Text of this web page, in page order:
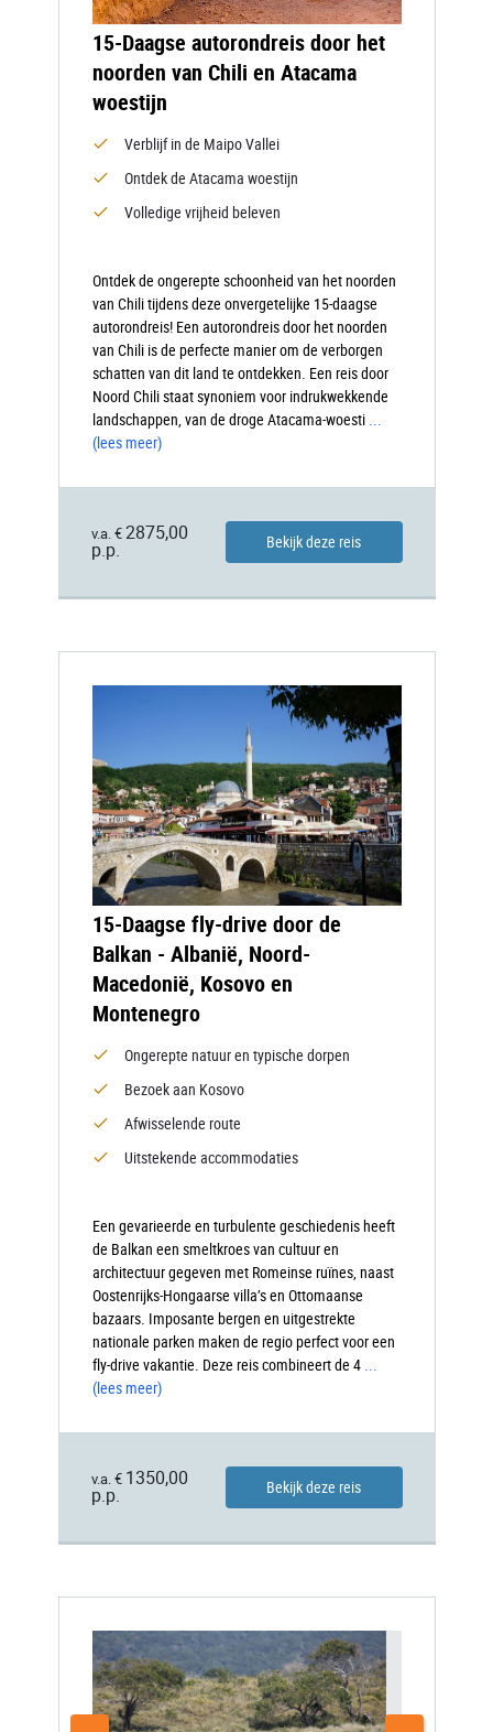
15-Daagse autorondreis door het
noorden van Chili en Atacama
woestijn
Verblijf in de Maipo Vallei
Ontdek de Atacama woestijn
Volledige vrijheid beleven
Ontdek de ongerepte schoonheid van het noorden
van Chili tijdens deze onvergetelijke 15-daagse
autorondreis! Een autorondreis door het noorden
van Chili is de perfecte manier om de verborgen
schatten van dit land te ontdekken. Een reis door
Noord Chili staat synoniem voor indrukwekkende
landschappen, van de droge Atacama-woesti ...
(lees meer)
v.a. € 2875,00
p.p.
Bekijk deze reis
15-Daagse fly-drive door de
Balkan - Albanië, Noord-
Macedonië, Kosovo en
Montenegro
Ongerepte natuur en typische dorpen
Bezoek aan Kosovo
Afwisselende route
Uitstekende accommodaties
Een gevarieerde en turbulente geschiedenis heeft
de Balkan een smeltkroes van cultuur en
architectuur gegeven met Romeinse ruïnes, naast
Oostenrijks-Hongaarse villa’s en Ottomaanse
bazaars. Imposante bergen en uitgestrekte
nationale parken maken de regio perfect voor een
fly-drive vakantie. Deze reis combineert de 4 ...
(lees meer)
v.a. € 1350,00
p.p.
Bekijk deze reis